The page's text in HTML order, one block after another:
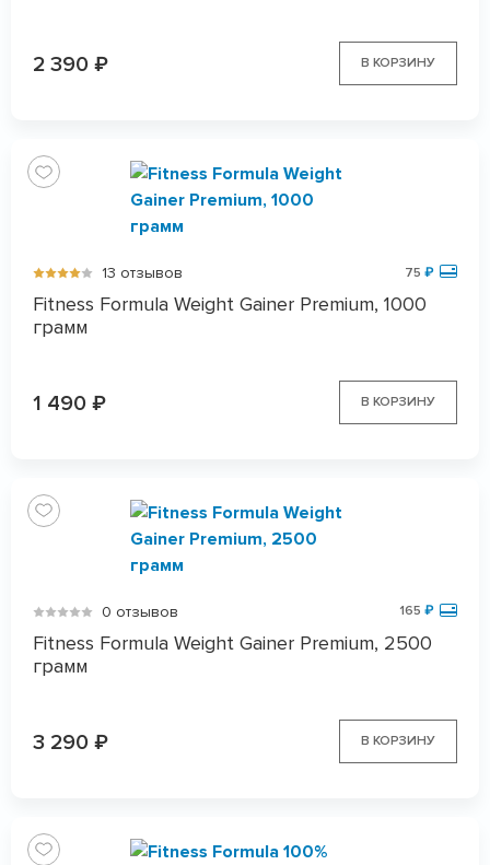
2 390 ₽ В КОРЗИНУ
13 отзывов 75 ₽
Fitness Formula Weight Gainer Premium, 1000
грамм
1 490 ₽ В КОРЗИНУ
0 отзывов 165 ₽
Fitness Formula Weight Gainer Premium, 2500
грамм
3 290 ₽ В КОРЗИНУ